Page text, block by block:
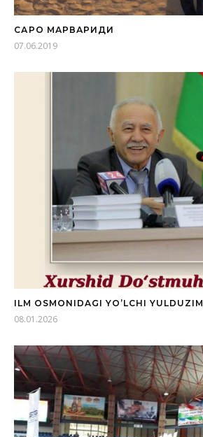
САҲРО МАРВАРИДИ
07.06.2019
ILM OSMONIDAGI YO’LCHI YULDUZIM
08.01.2026